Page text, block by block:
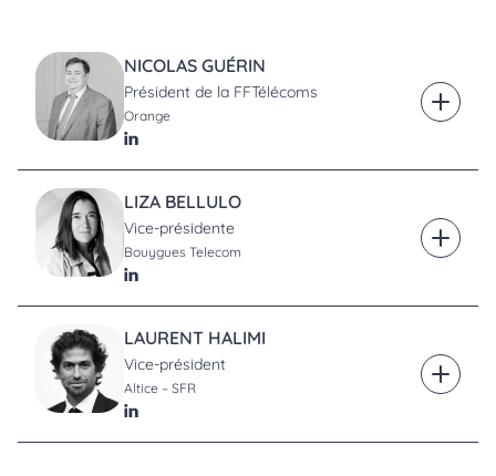
NICOLAS GUÉRIN
Président de la FFTélécoms
Orange
LinkedIn
En
LIZA BELLULO
Vice-présidente
Bouygues Telecom
LinkedIn
En
LAURENT HALIMI
Vice-président
Altice – SFR
LinkedIn
En